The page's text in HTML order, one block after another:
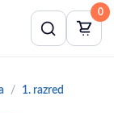
0
1. razred